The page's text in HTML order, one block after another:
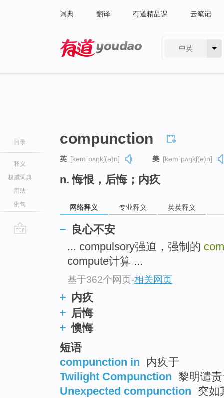
词典 翻译 有道精品课 云笔记
中英
目录
释义
权威词典
用法
例句
compunction
英 [kəmˈpʌŋkʃ(ə)n] 美 [kəmˈpʌŋkʃ(ə)n]
n. 悔恨，后悔；内疚
网络释义 专业释义 英英释义
良心不安
... compulsory强迫，强制的
compute计算 ...
基于362个网页-相关网页
内疚
后悔
懊悔
短语
compunction in
内疚于
Twilight Compunction 黎明谴
Unexpected compunction 突如